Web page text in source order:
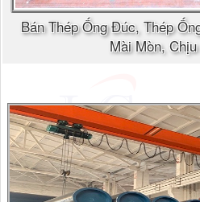
Bán Thép Ống Đúc, Thép
Mài Mòn,